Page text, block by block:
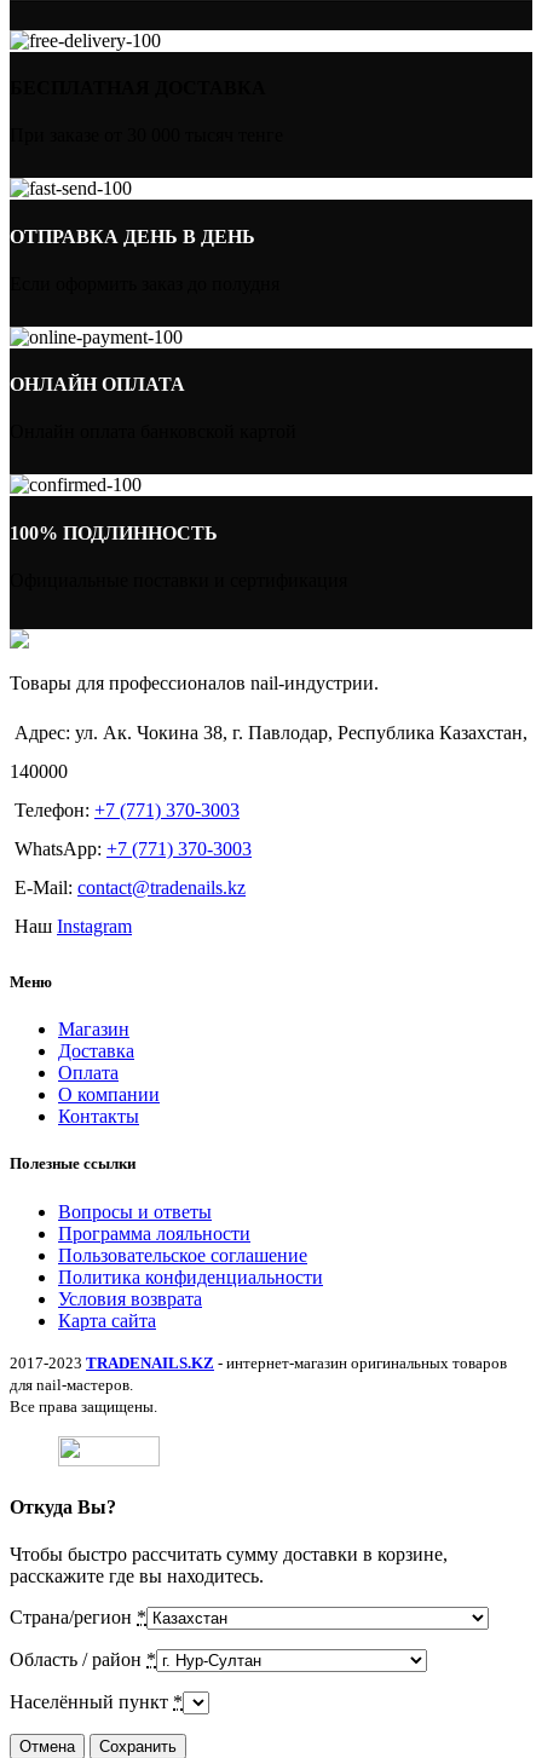
ОТПРАВКА ДЕНЬ В ДЕНЬ
ОНЛАЙН ОПЛАТА
100% ПОДЛИННОСТЬ
Товары для профессионалов nail-индустрии.
Адрес: ул. Ак. Чокина 38, г. Павлодар, Республика Казахстан,
140000
Телефон: +7 (771) 370-3003
WhatsApp: +7 (771) 370-3003
E-Mail: contact@tradenails.kz
Наш Instagram
Меню
Магазин
Доставка
Оплата
О компании
Контакты
Полезные ссылки
Вопросы и ответы
Программа лояльности
Пользовательское соглашение
Политика конфиденциальности
Условия возврата
Карта сайта
2017-2023 TRADENAILS.KZ - интернет-магазин оригинальных товаров
для nail-мастеров.
Все права защищены.
Откуда Вы?
Чтобы быстро рассчитать сумму доставки в корзине,
расскажите где вы находитесь.
Страна/регион *
Область / район *
Населённый пункт *
Отмена Сохранить